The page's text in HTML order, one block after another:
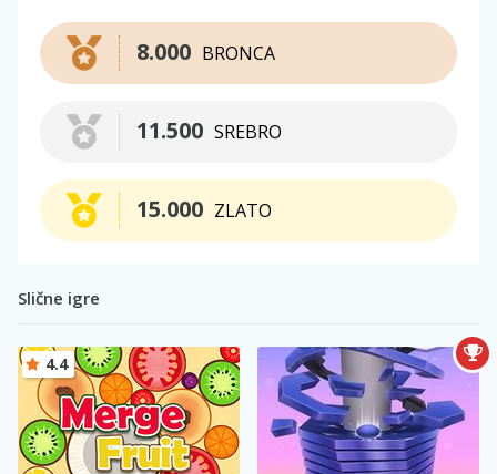
BRONCA
8.000
SREBRO
11.500
ZLATO
15.000
Slične igre
4.4